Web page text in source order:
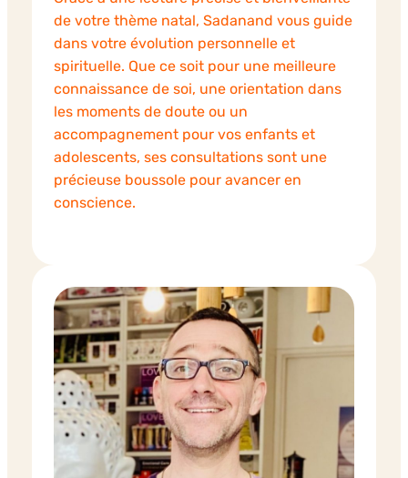
de votre thème natal, Sadanand vous guide
dans votre évolution personnelle et
spirituelle. Que ce soit pour une meilleure
connaissance de soi, une orientation dans
les moments de doute ou un
accompagnement pour vos enfants et
adolescents, ses consultations sont une
précieuse boussole pour avancer en
conscience.